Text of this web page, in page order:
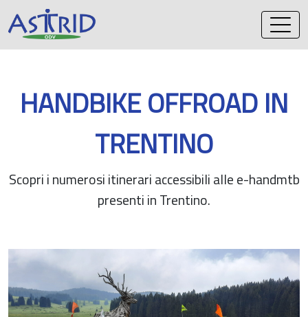
contenuto
HANDBIKE OFFROAD IN
TRENTINO
Scopri i numerosi itinerari accessibili alle e-handmtb
presenti in Trentino.